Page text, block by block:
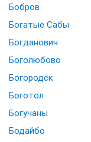
Бобров
Богатые Сабы
Богданович
Боголюбово
Богородск
Боготол
Богучаны
Бодайбо